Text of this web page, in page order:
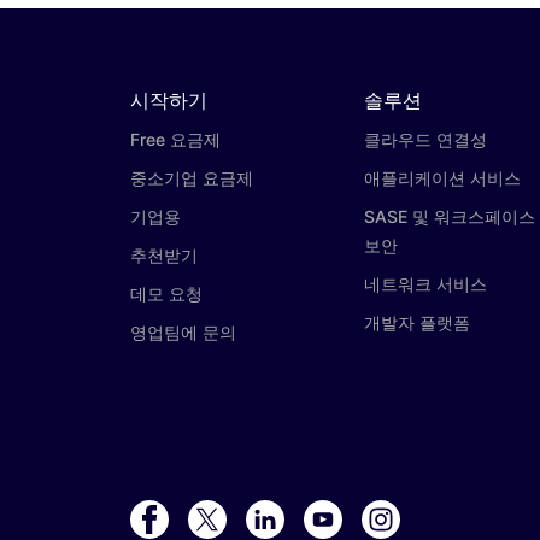
시작하기
Free 요금제
중소기업 요금제
기업용
추천받기
데모 요청
영업팀에 문의
솔루션
클라우드 연결성
애플리케이션 서비스
SASE 및 워크스페이스
보안
네트워크 서비스
개발자 플랫폼